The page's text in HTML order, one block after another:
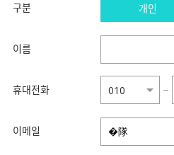
구분 개인
이름
휴대전화 −
이메일